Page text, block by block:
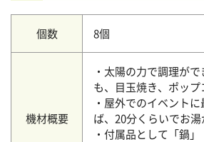
個数 8個
機材概要
・太陽の力で調理が
も、目玉焼き、ポッ
・屋外でのイベント
ば、20分くらいでお
・付属品として「鍋